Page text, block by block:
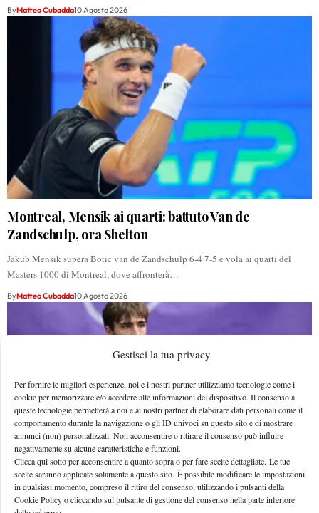
Gestisci la tua privacy
Per fornire le migliori esperienze, noi e i nostri partner utilizziamo tecnologie come i
cookie per memorizzare e/o accedere alle informazioni del dispositivo. Il consenso a
queste tecnologie permetterà a noi e ai nostri partner di elaborare dati personali come il
comportamento durante la navigazione o gli ID univoci su questo sito e di mostrare
annunci (non) personalizzati. Non acconsentire o ritirare il consenso può influire
negativamente su alcune caratteristiche e funzioni.
Clicca qui sotto per acconsentire a quanto sopra o per fare scelte dettagliate. Le tue
scelte saranno applicate solamente a questo sito. È possibile modificare le impostazioni
in qualsiasi momento, compreso il ritiro del consenso, utilizzando i pulsanti della
Cookie Policy o cliccando sul pulsante di gestione del consenso nella parte inferiore
ByMatteo Cubadda10 Agosto 2026
Montreal, Mensik ai quarti: battuto Van de
Zandschulp, ora Shelton
Jakub Mensik supera Botic van de Zandschulp 6-4 7-5 e vola ai quarti del
Masters 1000 di Montreal, dove affronterà…
ByMatteo Cubadda10 Agosto 2026
Montreal, Merida supera Griekspoor e vola ai